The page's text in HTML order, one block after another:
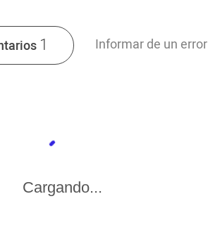
1 Informar de un error
Cargando...